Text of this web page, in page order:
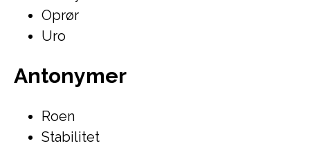
Oprør
Uro
Antonymer
Roen
Stabilitet